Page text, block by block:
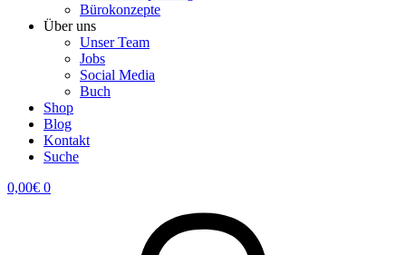
Bürokonzepte
Über uns
Unser Team
Jobs
Social Media
Buch
Shop
Blog
Kontakt
Suche
0,00€ 0